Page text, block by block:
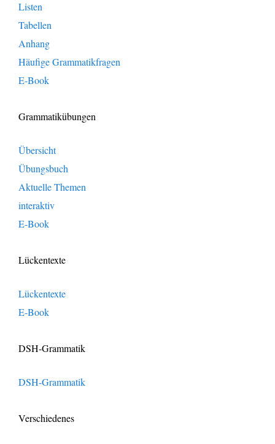
Listen
Tabellen
Anhang
Häufige Grammatikfragen
E-Book
Grammatikübungen
Übersicht
Übungsbuch
Aktuelle Themen
interaktiv
E-Book
Lückentexte
Lückentexte
E-Book
DSH-Grammatik
DSH-Grammatik
Verschiedenes